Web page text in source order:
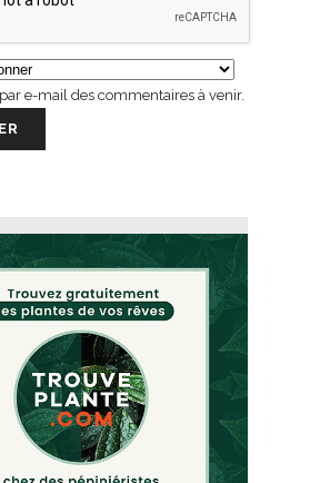
e-mail des commentaires à venir.